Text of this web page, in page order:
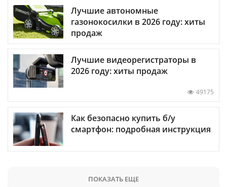
Лучшие автономные
газонокосилки в 2026 году: хиты
продаж
Лучшие видеорегистраторы в
2026 году: хиты продаж
49175
Как безопасно купить б/у
смартфон: подробная инструкция
ПОКАЗАТЬ ЕЩЕ